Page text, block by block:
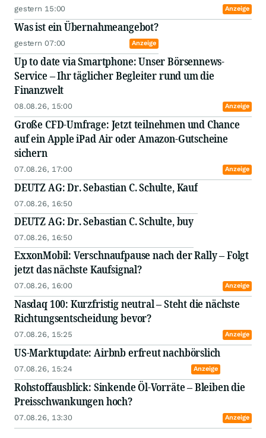
gestern 15:00 Anzeige
Was ist ein Übernahmeangebot?
gestern 07:00 Anzeige
Up to date via Smartphone: Unser Börsennews-
Service – Ihr täglicher Begleiter rund um die
Finanzwelt
08.08.26, 15:00 Anzeige
Große CFD-Umfrage: Jetzt teilnehmen und Chance
auf ein Apple iPad Air oder Amazon-Gutscheine
sichern
07.08.26, 17:00 Anzeige
DEUTZ AG: Dr. Sebastian C. Schulte, Kauf
07.08.26, 16:50
DEUTZ AG: Dr. Sebastian C. Schulte, buy
07.08.26, 16:50
ExxonMobil: Verschnaufpause nach der Rally – Folgt
jetzt das nächste Kaufsignal?
07.08.26, 16:00 Anzeige
Nasdaq 100: Kurzfristig neutral – Steht die nächste
Richtungsentscheidung bevor?
07.08.26, 15:25 Anzeige
US-Marktupdate: Airbnb erfreut nachbörslich
07.08.26, 15:24 Anzeige
Rohstoffausblick: Sinkende Öl-Vorräte – Bleiben die
Preisschwankungen hoch?
07.08.26, 13:30 Anzeige